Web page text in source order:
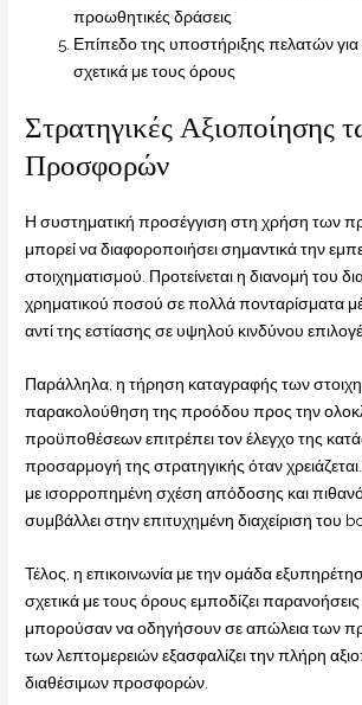
προωθητικές δράσεις
Επίπεδο της υποστήριξης πελατών για
σχετικά με τους όρους
Στρατηγικές Αξιοποίησης
Προσφορών
Η συστηματική προσέγγιση στη χρήση των
μπορεί να διαφοροποιήσει σημαντικά την
στοιχηματισμού. Προτείνεται η διανομή του
χρηματικού ποσού σε πολλά πονταρίσματα
αντί της εστίασης σε υψηλού κινδύνου
Παράλληλα, η τήρηση καταγραφής των
παρακολούθηση της προόδου προς την
προϋποθέσεων επιτρέπει τον έλεγχο της
προσαρμογή της στρατηγικής όταν
με ισορροπημένη σχέση απόδοσης και
συμβάλλει στην επιτυχημένη διαχείριση του
Τέλος, η επικοινωνία με την ομάδα
σχετικά με τους όρους εμποδίζει
μπορούσαν να οδηγήσουν σε απώλεια των
των λεπτομερειών εξασφαλίζει την πλήρη
διαθέσιμων προσφορών.